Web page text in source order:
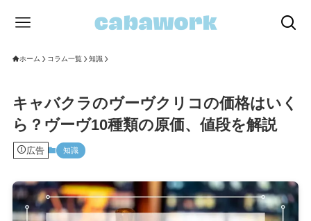
ホーム コラム一覧 知識
キャバクラのヴーヴクリコの価格はいく
ら？ヴーヴ10種類の原価、値段を解説
広告 知識